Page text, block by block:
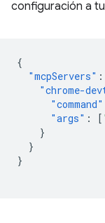
configuración a
{
"mcpServers" :
"chrome-
"command"
"args" : [
}
}
}